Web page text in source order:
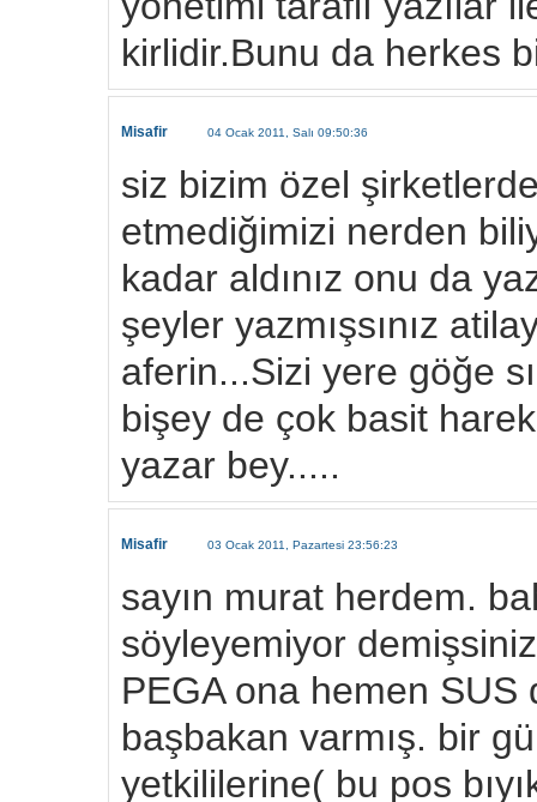
kirlidir.Bunu da herkes
Misafir 04 Ocak 2011, Salı 09:50:36
siz bizim özel
etmediğimizi nerden
kadar aldınız onu da
şeyler yazmışsınız
aferin...Sizi yere göğe
bişey de çok basit
yazar bey.....
Misafir 03 Ocak 2011, Pazartesi 23:56:23
sayın murat herdem.
söyleyemiyor
PEGA ona hemen
başbakan varmış. bir
yetkililerine( bu pos